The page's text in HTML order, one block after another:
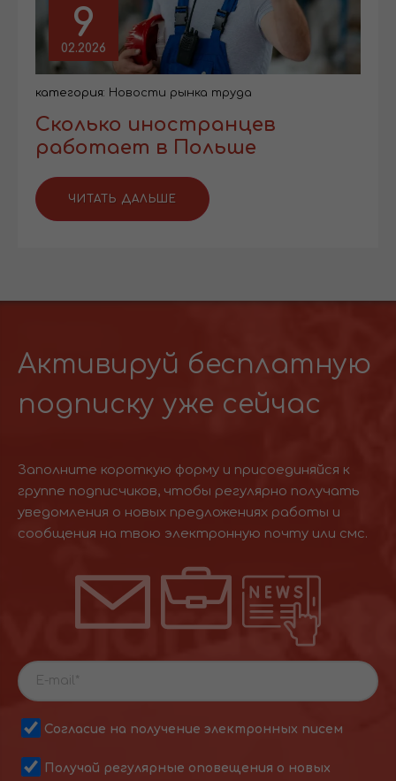
9
02.2026
категория: Новости рынка труда
Сколько иностранцев
работает в Польше
ЧИТАТЬ ДАЛЬШЕ
Активируй бесплатную
подписку уже сейчас
Заполните короткую форму и присоединяйся к
группе подписчиков, чтобы регулярно получать
уведомления о новых предложениях работы и
сообщения на твою электронную почту или смс.
Согласие на получение электронных писем
Получай регулярные оповещения о новых